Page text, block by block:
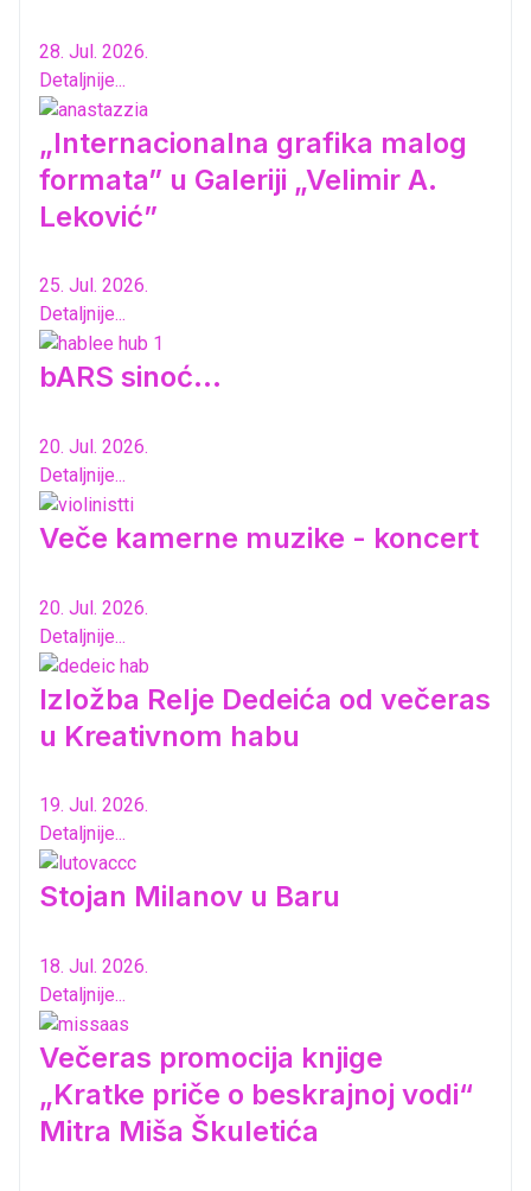
28. Jul. 2026.
Detaljnije...
„Internacionalna grafika malog
formata” u Galeriji „Velimir A.
Leković”
25. Jul. 2026.
Detaljnije...
bARS sinoć...
20. Jul. 2026.
Detaljnije...
Veče kamerne muzike - koncert
20. Jul. 2026.
Detaljnije...
Izložba Relje Dedeića od večeras
u Kreativnom habu
19. Jul. 2026.
Detaljnije...
Stojan Milanov u Baru
18. Jul. 2026.
Detaljnije...
Večeras promocija knjige
„Kratke priče o beskrajnoj vodi“
Mitra Miša Škuletića